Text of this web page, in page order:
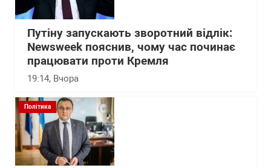
Путіну запускають зворотний відлік:
Newsweek пояснив, чому час починає
працювати проти Кремля
19:14, Вчора
Політика